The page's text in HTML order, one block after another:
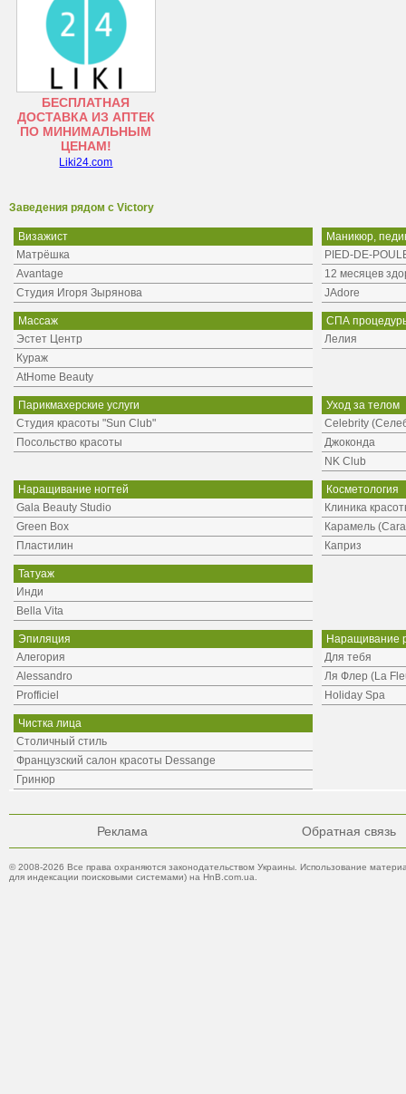
БЕСПЛАТНАЯ
ДОСТАВКА ИЗ АПТЕК
ПО МИНИМАЛЬНЫМ
ЦЕНАМ!
Liki24.com
Заведения рядом с Victory
Визажист
Матрёшка
Avantage
Студия Игоря Зырянова
Маникюр,
PIED-DE-
12 месяцев
JAdore
Массаж
Эстет Центр
Кураж
AtHome Beauty
СПА
Лелия
Парикмахерские услуги
Студия красоты "Sun Club"
Посольство красоты
Уход за телом
Сelebrity
Джоконда
NK Club
Наращивание ногтей
Gala Beauty Studio
Green Box
Пластилин
Косметология
Клиника
Карамель
Каприз
Татуаж
Инди
Bella Vita
Эпиляция
Алегория
Alessandro
Profficiel
Наращивание
Для тебя
Ля Флер (La
Holiday Spa
Чистка лица
Столичный стиль
Французский салон красоты Dessange
Гринюр
Реклама Обратная связь
© 2008-2026 Все права охраняются законодательством Украины. Использование
для индексации поисковыми системами) на HnB.com.ua.